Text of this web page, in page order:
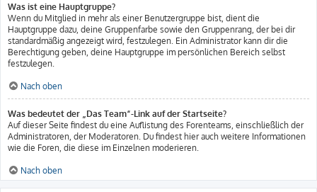
Was ist eine Hauptgruppe?
Wenn du Mitglied in mehr als einer Benutzergruppe bist, dient die
Hauptgruppe dazu, deine Gruppenfarbe sowie den Gruppenrang, der bei dir
standardmäßig angezeigt wird, festzulegen. Ein Administrator kann dir die
Berechtigung geben, deine Hauptgruppe im persönlichen Bereich selbst
festzulegen.
Nach oben
Was bedeutet der „Das Team“-Link auf der Startseite?
Auf dieser Seite findest du eine Auflistung des Forenteams, einschließlich der
Administratoren, der Moderatoren. Du findest hier auch weitere Informationen
wie die Foren, die diese im Einzelnen moderieren.
Nach oben